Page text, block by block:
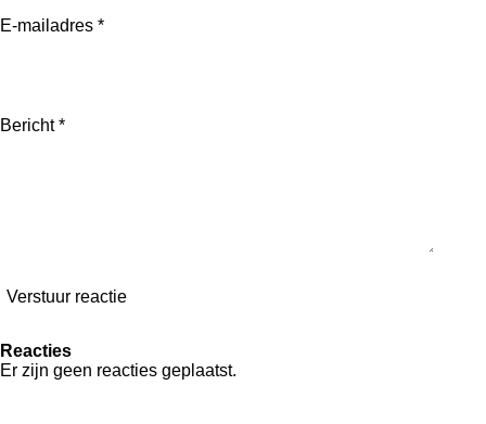
E-mailadres *
Bericht *
Verstuur reactie
Reacties
Er zijn geen reacties geplaatst.